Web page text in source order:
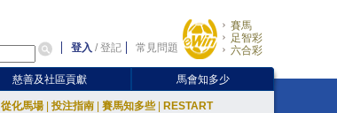
登入 /登記 常見問題
賽馬
足智彩
六合彩
慈善及社區貢獻 馬會知多少
從化馬場 投注指南 賽馬知多些 RESTART